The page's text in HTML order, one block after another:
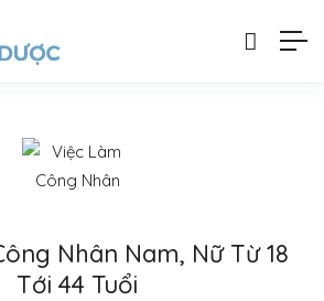
Nhân Nam, Nữ Từ 18
Tới 44 Tuổi